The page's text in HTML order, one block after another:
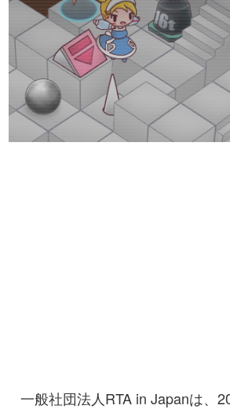
日本モバイルゲーム産業史
日本のモバイルゲーム史における
ルを網羅するほか、開発者へのイ
解説を掲載。約20年の歴史が一
若ゲのいたり〜ゲームクリ
『うつヌケ』『ペンと箸』等で
一先生によるゲーム業界レポート
なんでゲームは面白い？
アプリレビュー
一般社団法人RTA in Japanは、